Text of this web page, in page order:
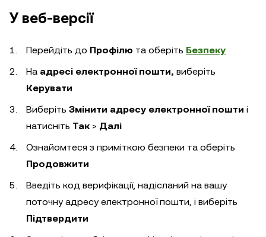
У веб-версії
Перейдіть до Профілю та оберіть Безпеку
На адресі електронної пошти, виберіть
Керувати
Виберіть Змінити адресу електронної пошти і
натисніть Так > Далі
Ознайомтеся з приміткою безпеки та оберіть
Продовжити
Введіть код верифікації, надісланий на вашу
поточну адресу електронної пошти, і виберіть
Підтвердити